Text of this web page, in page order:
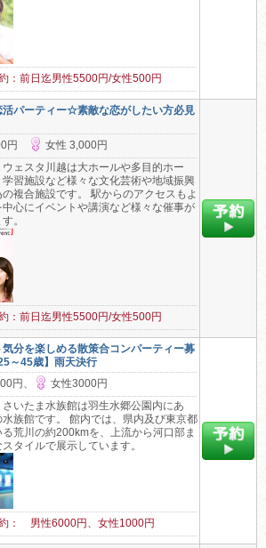
：前日迄男性5500円/女性500円
活パーティー☆素敵な恋がしたい方必見
円
女性 3,000円
ェスタ川越は大ホールや多目的ホー
学習施設など様々な文化芸術や地域振興
複合施設です。 駅からのアクセスもよ
中心にイベントや講演など様々な催事が
。
：前日迄男性5500円/女性500円
分を楽しめる散策合コンパーティー募
～45歳】雨天決行
円、
女性3000円
いたま水族館は羽生水郷公園内にあ
水族館です。 館内では、県内及び東京都
荒川の約200kmを、上流から河口部ま
タイルで展示しています。
： 男性6000円、女性1000円